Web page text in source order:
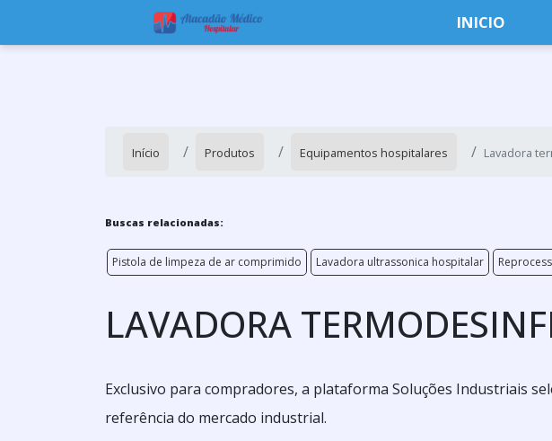
INICIO
Início Produtos Equipamentos hospitalares Lavadora
Buscas relacionadas:
Pistola de limpeza de ar comprimido Lavadora ultrassonica hospitalar
LAVADORA
Exclusivo para compradores, a plataforma Soluções Industriais
referência do mercado industrial.